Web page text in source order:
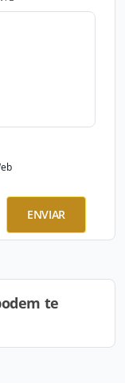
ENVIAR
te